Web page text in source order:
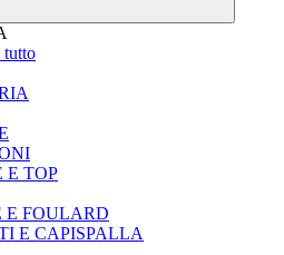
tutto
E TOP
E FOULARD
E CAPISPALLA